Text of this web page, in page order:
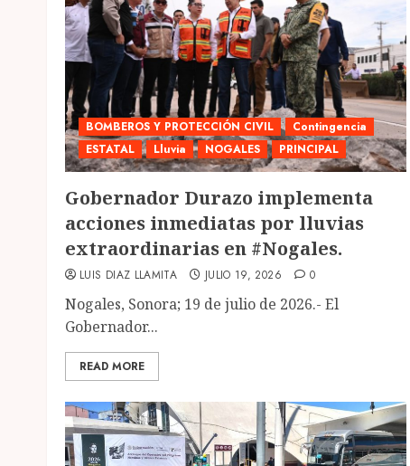
BOMBEROS Y PROTECCIÓN CIVIL
Contingencia
ESTATAL
Lluvia NOGALES PRINCIPAL
Gobernador Durazo implementa
acciones inmediatas por lluvias
extraordinarias en #Nogales.
LUIS DIAZ LLAMITA JULIO 19, 2026 0
Nogales, Sonora; 19 de julio de 2026.- El
Gobernador...
READ MORE